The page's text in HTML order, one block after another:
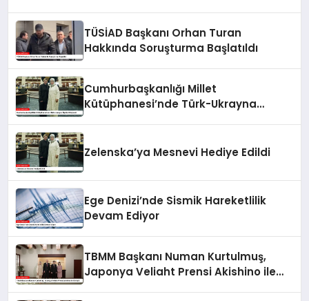
TÜSİAD Başkanı Orhan Turan
Hakkında Soruşturma Başlatıldı
Cumhurbaşkanlığı Millet
Kütüphanesi’nde Türk-Ukrayna
Zelenska’ya Mesnevi Hediye Edildi
Ege Denizi’nde Sismik Hareketlilik
Devam Ediyor
TBMM Başkanı Numan Kurtulmuş,
Japonya Veliaht Prensi Akishino ile